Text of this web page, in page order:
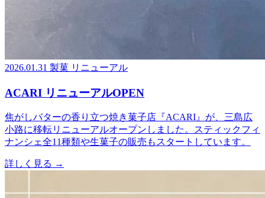
2026.01.31 製菓 リニューアル
ACARI リニューアルOPEN
焦がしバターの香り立つ焼き菓子店『ACARI』が、三島広
小路に移転リニューアルオープンしました。スティックフィ
ナンシェ全11種類や生菓子の販売もスタートしています。
詳しく見る →